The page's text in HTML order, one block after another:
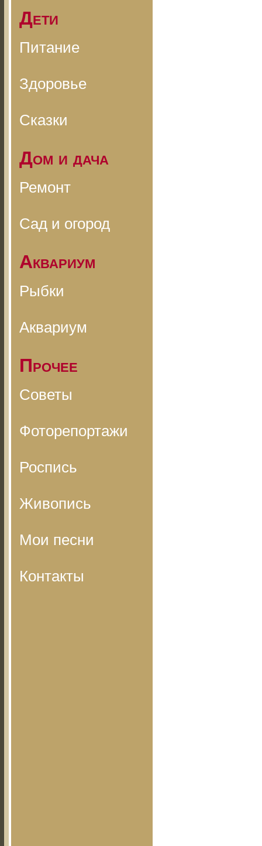
Дети
Питание
Здоровье
Сказки
Дом и дача
Ремонт
Сад и огород
Аквариум
Рыбки
Аквариум
Прочее
Советы
Фоторепортажи
Роспись
Живопись
Мои песни
Контакты